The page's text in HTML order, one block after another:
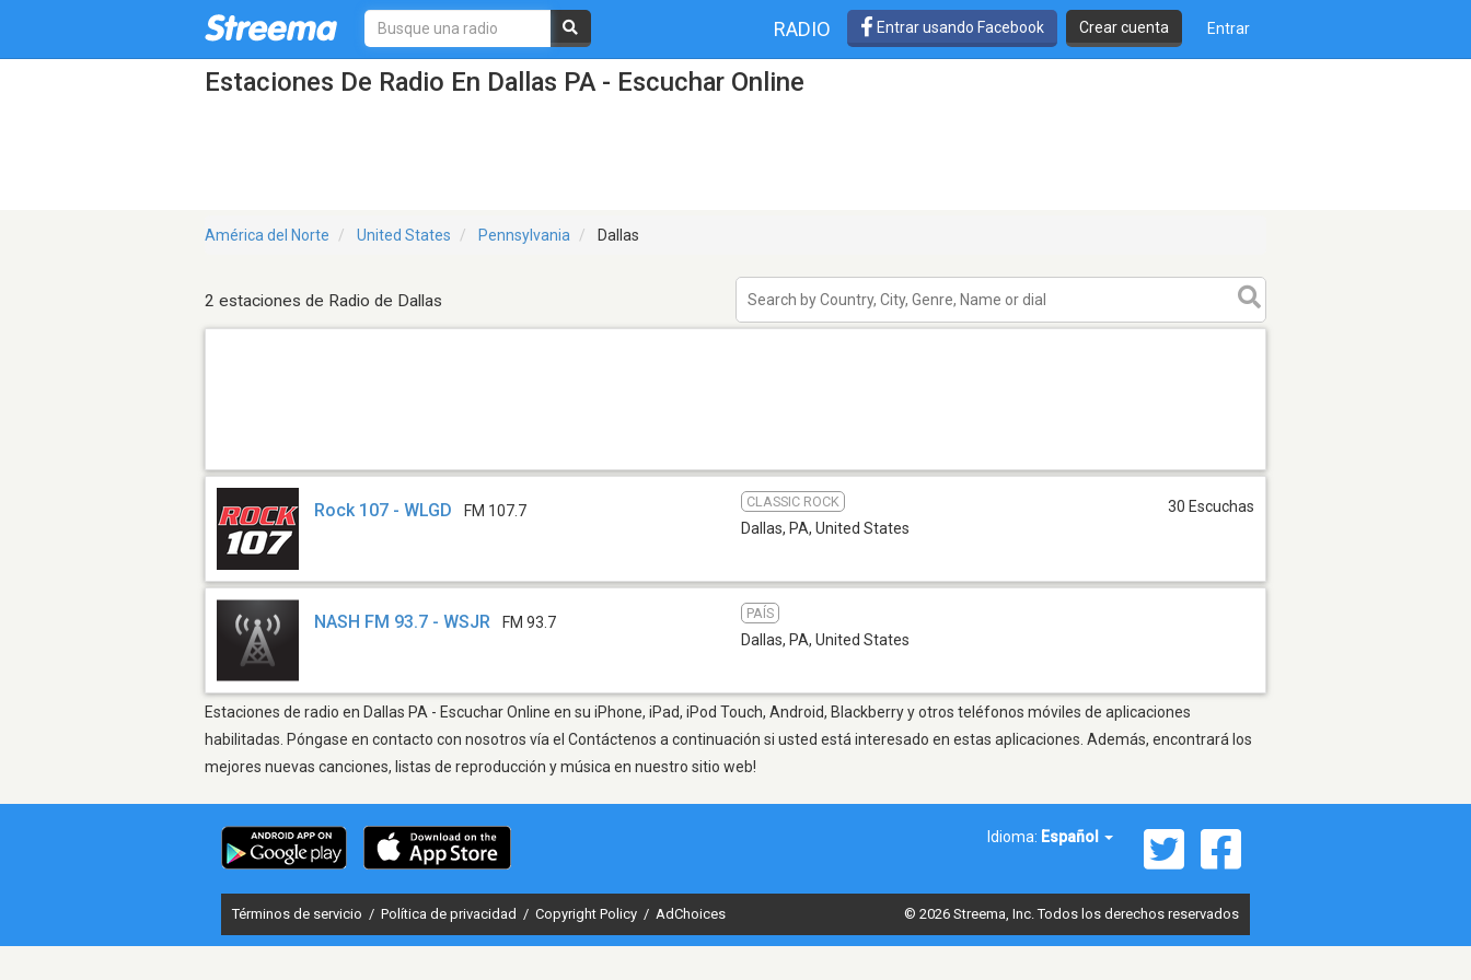
RADIO Entrar usando Facebook Crear cuenta Entrar
Estaciones De Radio En Dallas PA - Escuchar Online
América del Norte United States Pennsylvania Dallas
2 estaciones de Radio de Dallas
Rock 107 - WLGD FM 107.7
CLASSIC ROCK
Dallas, PA, United States
30 Escuchas
NASH FM 93.7 - WSJR FM 93.7
PAÍS
Dallas, PA, United States
Estaciones de radio en Dallas PA - Escuchar Online en su iPhone, iPad, iPod Touch, Android, Blackberry y otros teléfonos móviles de aplicaciones
habilitadas. Póngase en contacto con nosotros vía el Contáctenos a continuación si usted está interesado en estas aplicaciones. Además, encontrará los
mejores nuevas canciones, listas de reproducción y música en nuestro sitio web!
Idioma: Español
Términos de servicio / Política de privacidad / Copyright Policy / AdChoices © 2026 Streema, Inc. Todos los derechos reservados